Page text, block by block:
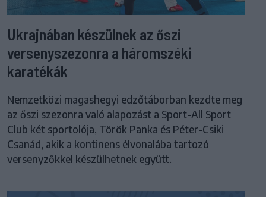
Ukrajnában készülnek az őszi
versenyszezonra a háromszéki
karatékák
Nemzetközi magashegyi edzőtáborban kezdte meg
az őszi szezonra való alapozást a Sport-All Sport
Club két sportolója, Török Panka és Péter-Csiki
Csanád, akik a kontinens élvonalába tartozó
versenyzőkkel készülhetnek együtt.